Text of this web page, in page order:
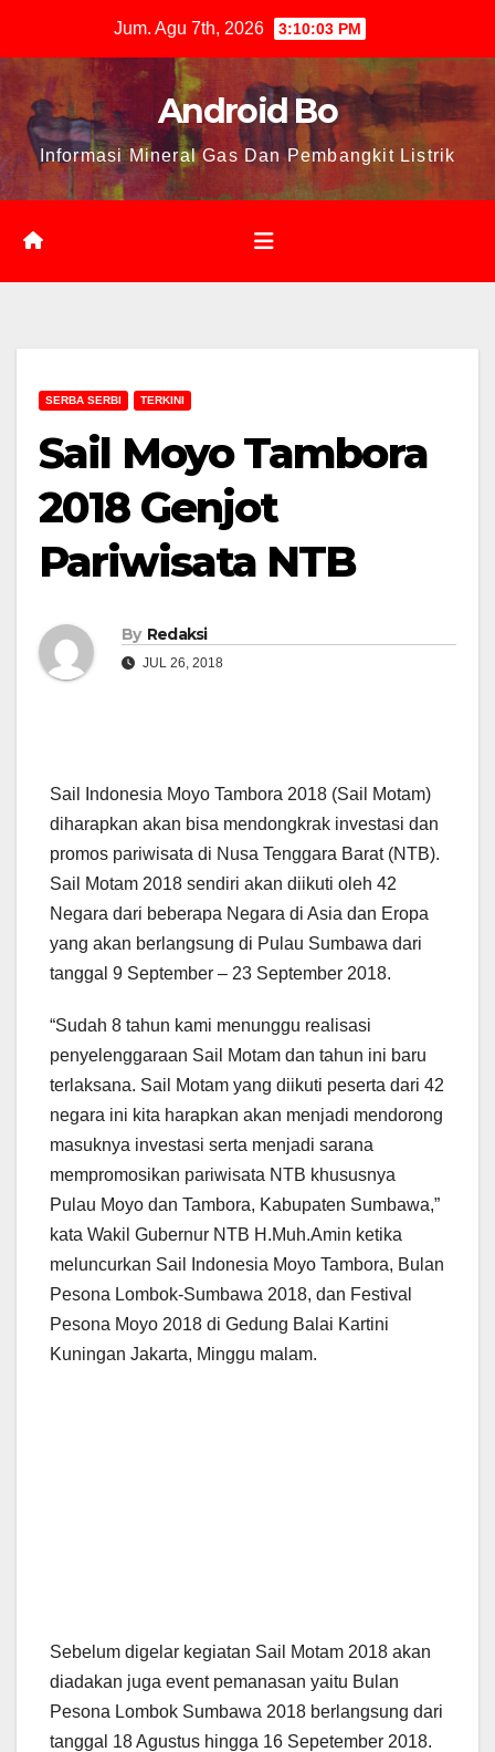
content
Jum. Agu 7th, 2026 3:10:04 PM
Android Bo
Informasi Mineral Gas Dan Pembangkit Listrik
SERBA SERBI TERKINI
Sail Moyo Tambora
2018 Genjot
Pariwisata NTB
By Redaksi
JUL 26, 2018
Sail Indonesia Moyo Tambora 2018 (Sail Motam)
diharapkan akan bisa mendongkrak investasi dan
promos pariwisata di Nusa Tenggara Barat (NTB).
Sail Motam 2018 sendiri akan diikuti oleh 42
Negara dari beberapa Negara di Asia dan Eropa
yang akan berlangsung di Pulau Sumbawa dari
tanggal 9 September – 23 September 2018.
“Sudah 8 tahun kami menunggu realisasi
penyelenggaraan Sail Motam dan tahun ini baru
terlaksana. Sail Motam yang diikuti peserta dari 42
negara ini kita harapkan akan menjadi mendorong
masuknya investasi serta menjadi sarana
mempromosikan pariwisata NTB khususnya
Pulau Moyo dan Tambora, Kabupaten Sumbawa,”
kata Wakil Gubernur NTB H.Muh.Amin ketika
meluncurkan Sail Indonesia Moyo Tambora, Bulan
Pesona Lombok-Sumbawa 2018, dan Festival
Pesona Moyo 2018 di Gedung Balai Kartini
Kuningan Jakarta, Minggu malam.
Sebelum digelar kegiatan Sail Motam 2018 akan
diadakan juga event pemanasan yaitu Bulan
Pesona Lombok Sumbawa 2018 berlangsung dari
tanggal 18 Agustus hingga 16 Sepetember 2018.